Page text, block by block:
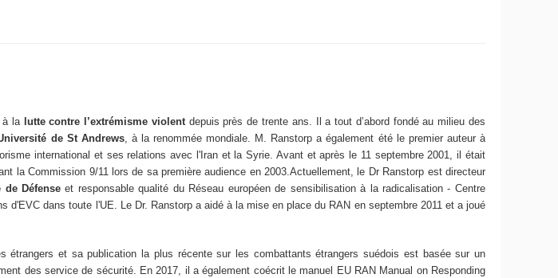
à la lutte contre l’extrémisme violentdepuis près de trente ans. Il a tout d’abord fondé au milieu des
de St Andrews, à la renommée mondiale. M. Ranstorp a également été le premier auteur à
international et ses relations avec l'Iran et la Syrie. Avant et après le 11 septembre 2001, il était
la Commission 9/11 lors de sa première audience en 2003.Actuellement, le Dr Ranstorp est directeur
Défense et responsable qualité du Réseau européen de sensibilisation à la radicalisation - Centre
dans toute l'UE. Le Dr. Ranstorp a aidé à la mise en place du RAN en septembre 2011 et a joué
et sa publication la plus récente sur les combattants étrangers suédois est basée sur un
des service de sécurité. En 2017, il a également coécrit le manuel EU RAN Manual on Responding